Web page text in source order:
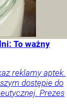
To ważny
reklamy aptek.
dostępie do
Prezes